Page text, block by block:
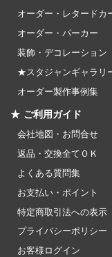
オーダー・レタードカ
オーダー・パーカー
装飾・デコレーション
★スタジャンギャラリ
オーダー製作事例集
★ ご利用ガイド
会社地図・お問合せ
返品・交換全てＯＫ
よくある質問集
お支払い・ポイント
特定商取引法への表示
プライバシーポリシー
お客様ログイン